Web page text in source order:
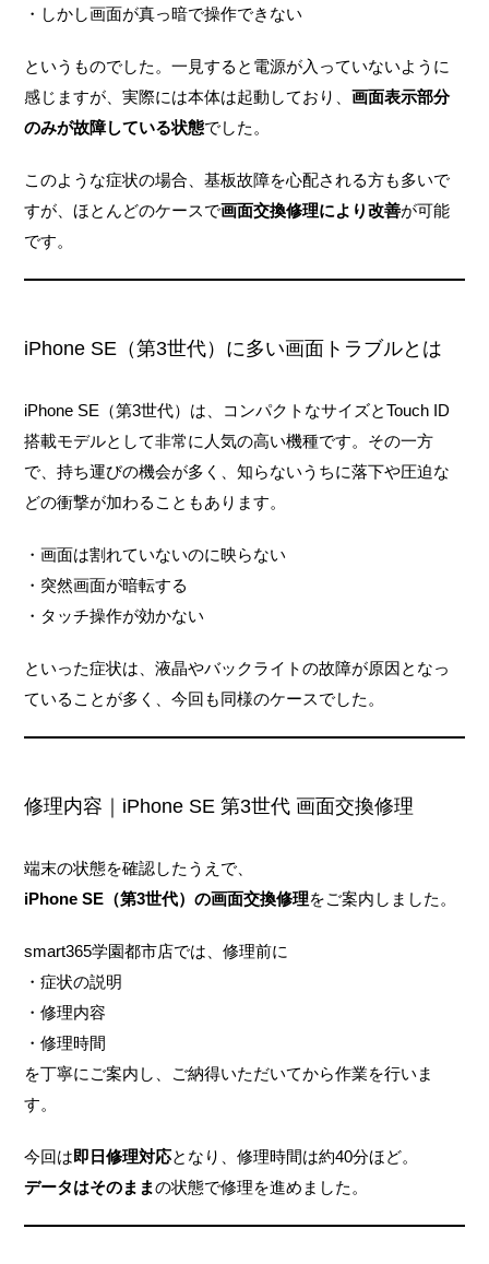
・しかし画面が真っ暗で操作できない
というものでした。一見すると電源が入っていないように
感じますが、実際には本体は起動しており、画面表示部分
のみが故障している状態でした。
このような症状の場合、基板故障を心配される方も多いで
すが、ほとんどのケースで画面交換修理により改善が可能
です。
iPhone SE（第3世代）に多い画面トラブルとは
iPhone SE（第3世代）は、コンパクトなサイズとTouch ID
搭載モデルとして非常に人気の高い機種です。その一方
で、持ち運びの機会が多く、知らないうちに落下や圧迫な
どの衝撃が加わることもあります。
・画面は割れていないのに映らない
・突然画面が暗転する
・タッチ操作が効かない
といった症状は、液晶やバックライトの故障が原因となっ
ていることが多く、今回も同様のケースでした。
修理内容｜iPhone SE 第3世代 画面交換修理
端末の状態を確認したうえで、
iPhone SE（第3世代）の画面交換修理をご案内しました。
smart365学園都市店では、修理前に
・症状の説明
・修理内容
・修理時間
を丁寧にご案内し、ご納得いただいてから作業を行いま
す。
今回は即日修理対応となり、修理時間は約40分ほど。
データはそのままの状態で修理を進めました。